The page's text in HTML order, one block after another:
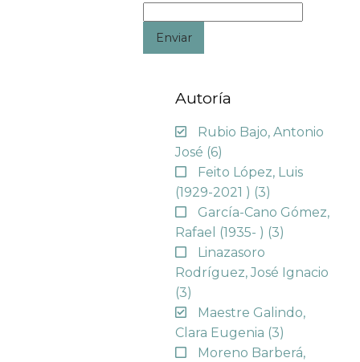
Enviar
Autoría
Rubio Bajo, Antonio
José (6)
Feito López, Luis
(1929-2021 ) (3)
García-Cano Gómez,
Rafael (1935- ) (3)
Linazasoro
Rodríguez, José Ignacio
(3)
Maestre Galindo,
Clara Eugenia (3)
Moreno Barberá,